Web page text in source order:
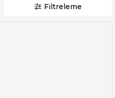
Filtreleme